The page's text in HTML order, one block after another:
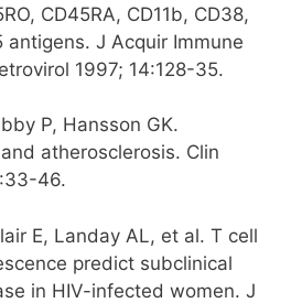
CD45RA, CD11b, CD38,
antigens. J Acquir Immune
1997; 14:128-35.
P, Hansson GK.
atherosclerosis. Clin
46.
E, Landay AL, et al. T cell
predict subclinical
in HIV-infected women. J